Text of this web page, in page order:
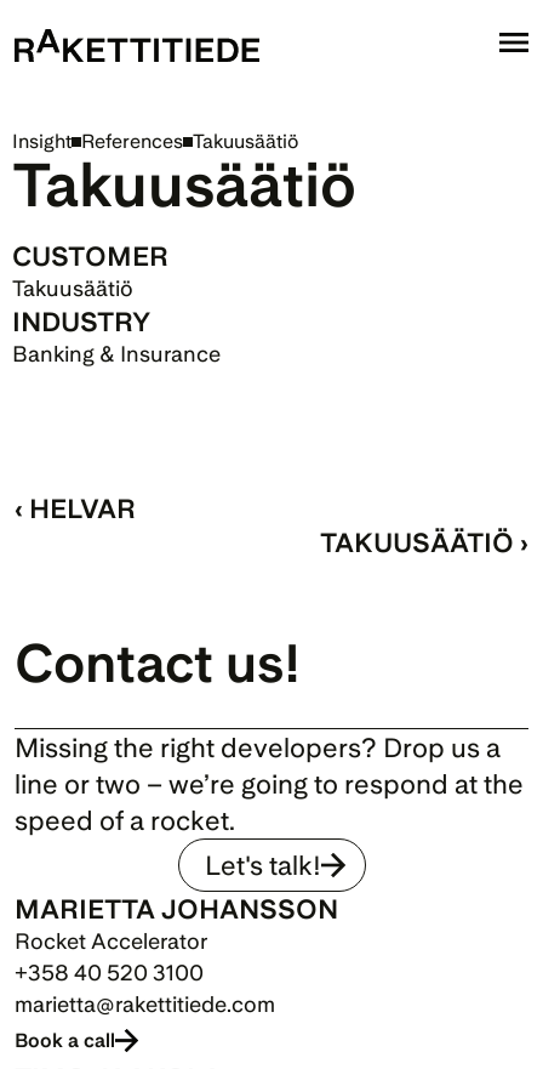
Insight References Takuusäätiö
Takuusäätiö
CUSTOMER
Takuusäätiö
INDUSTRY
Banking & Insurance
‹ HELVAR
TAKUUSÄÄTIÖ ›
Contact us!
Missing the right developers? Drop us a
line or two – we’re going to respond at the
speed of a rocket.
Let's talk!
MARIETTA JOHANSSON
Rocket Accelerator
+358 40 520 3100
marietta@rakettitiede.com
Book a call